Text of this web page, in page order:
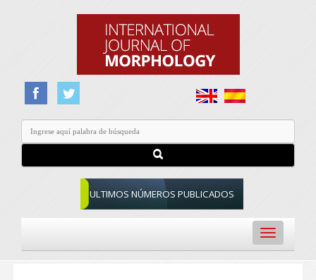
ULTIMOS NÚMEROS PUBLICADOS
Toggle
navigation